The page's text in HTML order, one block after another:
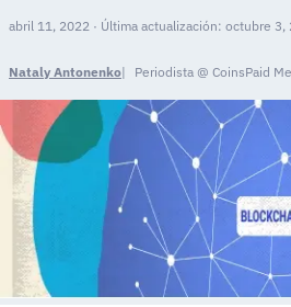
abril 11, 2022 · Última actualización: octubre 3,
Nataly Antonenko Periodista @ CoinsPaid